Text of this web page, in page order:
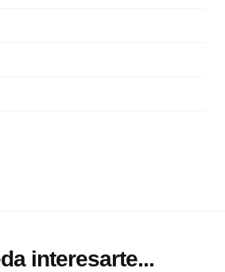
interesarte...